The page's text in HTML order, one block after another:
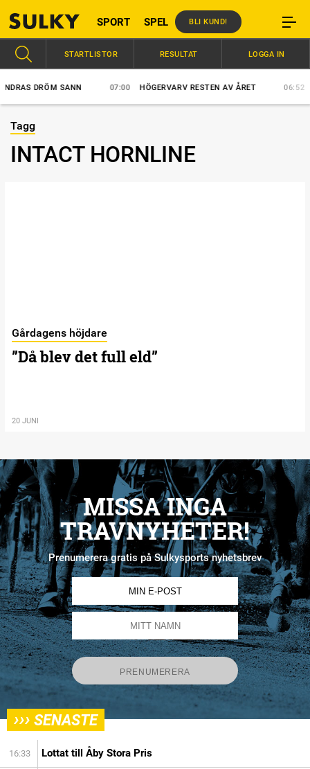
SPORT SPEL BLI KUND!
DRÖM SANN 07:00 HÖGERVARV RESTEN AV ÅRET 06:52
STARTLISTOR RESULTAT LOGGA IN
Tagg
INTACT HORNLINE
Gårdagens höjdare
”Då blev det full eld”
20 JUNI
MISSA INGA
TRAVNYHETER!
Prenumerera gratis på Sulkysports nyhetsbrev
››› SENASTE
16:33 Lottat till Åby Stora Pris